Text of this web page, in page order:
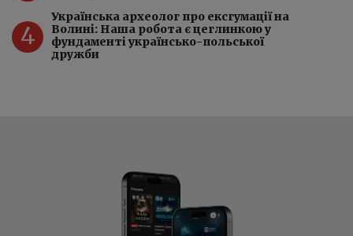
4
Українська археолог про ексгумації на
Волині: Наша робота є цеглинкою у
фундаменті українсько-польської
дружби